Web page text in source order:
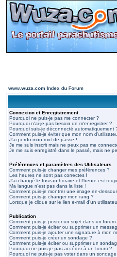
www.wuza.com Index du Forum
Connexion et Enregistrement
Pourquoi ne puis-je pas me connecter ?
Pourquoi n'ai-je pas besoin de m'enregistrer ?
Pourquoi suis-je déconnecté automatiquement
Comment puis-je éviter que mon nom
J'ai perdu mon mot de passe !
Je me suis inscrit mais ne peux pas me
Je me suis enregistré dans le passé, mais ne
Préférences et paramètres des Utilisateurs
Comment puis-je changer mes préférences ?
Les heures ne sont pas correctes !
J'ai changé le fuseau horaire et l'heure est
Ma langue n'est pas dans la liste !
Comment puis-je montrer une image en-
Comment puis-je changer mon rang ?
Lorsque je clique sur le lien e-mail d'un
Publication
Comment puis-je poster un sujet dans un forum
Comment puis-je éditer ou supprimer un
Comment puis-je ajouter une signature à mon
Comment puis-je créer un sondage ?
Comment puis-je éditer ou supprimer un
Pourquoi ne puis-je pas accéder à un forum ?
Pourquoi ne puis-je pas voter dans un sondage